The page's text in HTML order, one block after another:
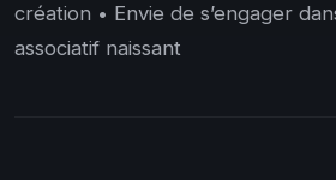
création • Envie de s’engager
associatif naissant